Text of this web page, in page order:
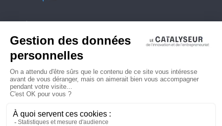
Conditions générales d'utilisation
Contactez-nous
Politique de confidentialité
Plan du site
© 2026 Copyright - Le Catalyseur